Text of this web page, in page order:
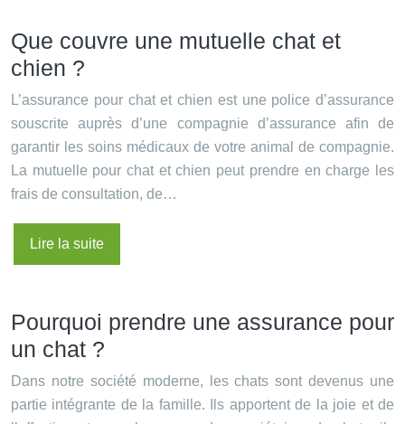
Que couvre une mutuelle chat et
chien ?
L’assurance pour chat et chien est une police d’assurance
souscrite auprès d’une compagnie d’assurance afin de
garantir les soins médicaux de votre animal de compagnie.
La mutuelle pour chat et chien peut prendre en charge les
frais de consultation, de…
Lire la suite
Pourquoi prendre une assurance pour
un chat ?
Dans notre société moderne, les chats sont devenus une
partie intégrante de la famille. Ils apportent de la joie et de